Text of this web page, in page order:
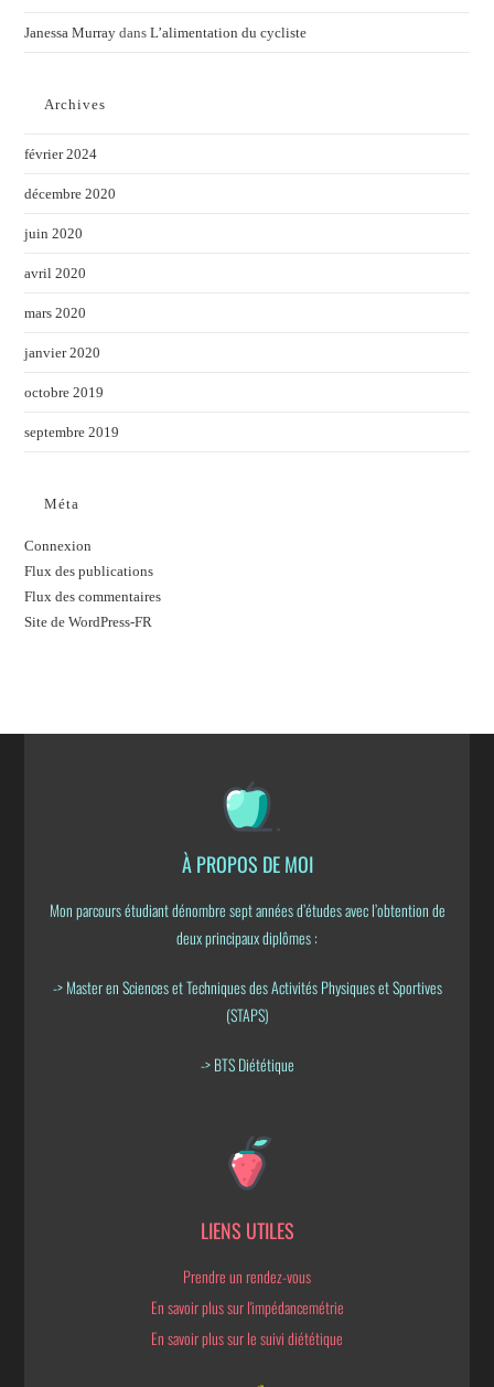
Janessa Murray dansL’alimentation du cycliste
Archives
février 2024
décembre 2020
juin 2020
avril 2020
mars 2020
janvier 2020
octobre 2019
septembre 2019
Méta
Connexion
Flux des publications
Flux des commentaires
Site de WordPress-FR
À PROPOS DE MOI
Mon parcours étudiant dénombre sept années d’études avec l’obtention de
deux principaux diplômes :
-> Master en Sciences et Techniques des Activités Physiques et Sportives
(STAPS)
-> BTS Diététique
LIENS UTILES
Prendre un rendez-vous
En savoir plus sur l'impédancemétrie
En savoir plus sur le suivi diététique